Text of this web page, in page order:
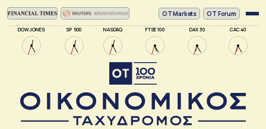
DOW JONES SP 500 NASDAQ FTSE 100 DAX 30 CAC 40
ΟΤ Markets OT Forum